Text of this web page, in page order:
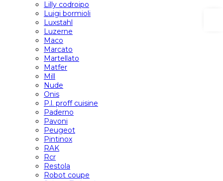
Lilly codroipo
Luigi bormioli
Luxstahl
Luzerne
Maco
Marcato
Martellato
Matfer
Mill
Nude
Onis
P.l. proff cuisine
Paderno
Pavoni
Peugeot
Pintinox
RAK
Rcr
Restola
Robot coupe